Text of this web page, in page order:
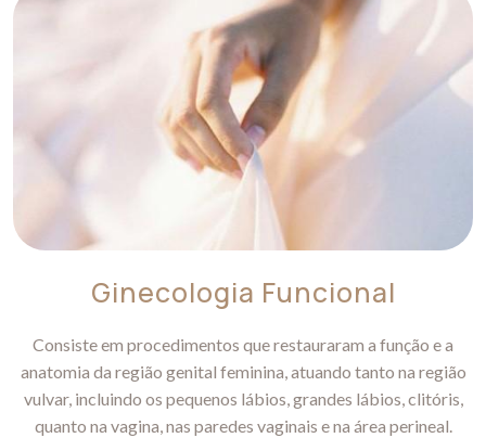
Ginecologia Funcional
Consiste em procedimentos que restauraram a função e a
anatomia da região genital feminina, atuando tanto na região
vulvar, incluindo os pequenos lábios, grandes lábios, clitóris,
quanto na vagina, nas paredes vaginais e na área perineal.